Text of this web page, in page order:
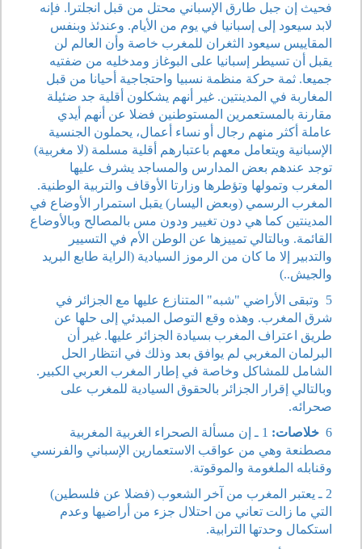
فحيث إن جبل طارق الإسباني محتل من قبل انجلترا. فإنه
لابد سيعود إلى إسبانيا في يوم من الأيام. وعندئذ وبنفس
المقاييس سيعود الثغران للمغرب خاصة وأن العالم لن
يقبل أن تسيطر إسبانيا على البوغاز ومدخليه من ضفتيه
جميعا. ثمة حركة منظمة نسبيا واحتجاجية أحيانا من قبل
المغاربة في المدينتين. غير أنهم يشكلون أقلية جد ضئيلة
مقارنة بالمستعمرين المستوطنين فضلا عن أنهم أيدي
عاملة أكثر منهم رجال أو نساء أعمال، يحملون الجنسية
الإسبانية ويتعامل معهم باعتبارهم أقلية مسلمة (لا مغربية)
توجد عندهم بعض المدارس والمساجد يشرف عليها
المغرب وتمولها وتؤطرها وزارتا الأوقاف والتربية الوطنية.
المغرب الرسمي (وبعض اليسار) يقبل استمرار الأوضاع في
المدينتين كما هي دون تغيير ودون مس بالمصالح وبالأوضاع
القائمة. وبالتالي تمييزها عن الوطن الأم في التسيير
والتدبير إلا ما كان من الرموز السيادية (الراية طابع البريد
والجيش..)
5 وتبقى الأراضي "شبه" المتنازع عليها مع الجزائر في
شرق المغرب. وهذه وقع التوصل المبدئي إلى حلها عن
طريق اعتراف المغرب بسيادة الجزائر عليها. غير أن
البرلمان المغربي لم يوافق بعد وذلك في انتظار الحل
الشامل للمشاكل وخاصة في إطار المغرب العربي الكبير.
وبالتالي إقرار الجزائر بالحقوق السيادية للمغرب على
صحرائه.
6 خلاصات:
1 ـ إن مسألة الصحراء الغربية المغربية
مصطنعة وهي من عواقب الاستعمارين الإسباني والفرنسي
وقنابله الملغومة والموقوتة.
2 ـ يعتبر المغرب من آخر الشعوب (فضلا عن فلسطين)
التي ما زالت تعاني من احتلال جزء من أراضيها وعدم
استكمال وحدتها الترابية.